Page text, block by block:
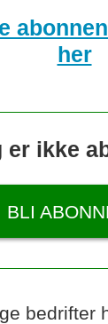
her
er ikke
BLI
bedrifter